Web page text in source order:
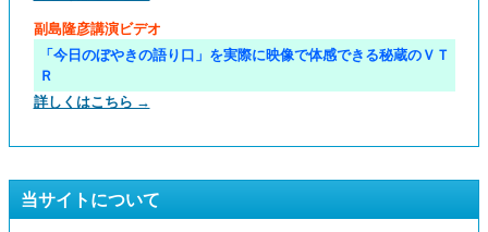
副島隆彦講演ビデオ
「今日のぼやきの語り口」を実際に映像で体感できる秘蔵のＶＴ
Ｒ
詳しくはこちら →
当サイトについて